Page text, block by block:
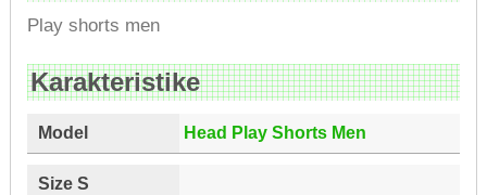
Play shorts men
Karakteristike
Model Head Play Shorts Men
Size S